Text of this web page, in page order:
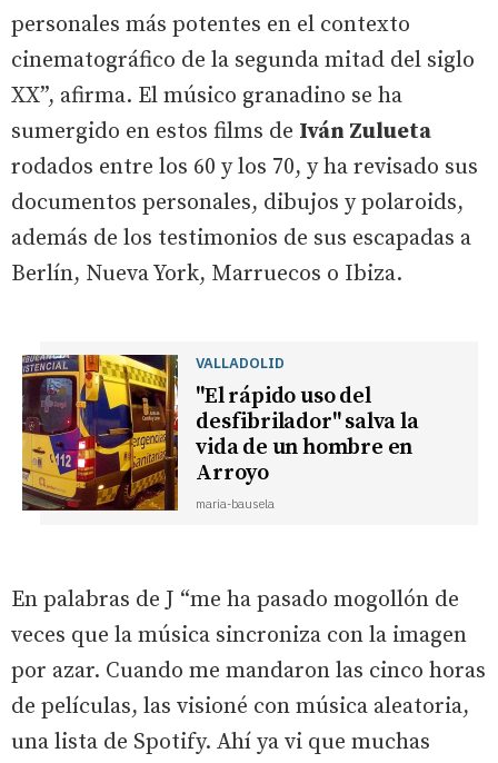
personales más potentes en el contexto
cinematográfico de la segunda mitad del siglo
XX”, afirma. El músico granadino se ha
sumergido en estos films de Iván Zulueta
rodados entre los 60 y los 70, y ha revisado sus
documentos personales, dibujos y polaroids,
además de los testimonios de sus escapadas a
Berlín, Nueva York, Marruecos o Ibiza.
VALLADOLID
"El rápido uso del
desfibrilador" salva la
vida de un hombre en
Arroyo
maria-bausela
En palabras de J “me ha pasado mogollón de
veces que la música sincroniza con la imagen
por azar. Cuando me mandaron las cinco horas
de películas, las visioné con música aleatoria,
una lista de Spotify. Ahí ya vi que muchas